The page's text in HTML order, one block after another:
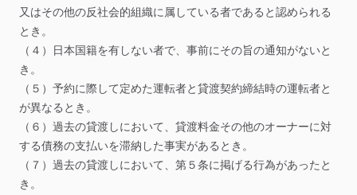
又はその他の反社会的組織に属している者であると認められる
とき。
（４）日本国籍を有しない者で、事前にその旨の通知がないと
き。
（５）予約に際して定めた運転者と貸渡契約締結時の運転者と
が異なるとき。
（６）過去の貸渡しにおいて、貸渡料金その他のオーナーに対
する債務の支払いを滞納した事実があるとき。
（７）過去の貸渡しにおいて、第５条に掲げる行為があったと
き。